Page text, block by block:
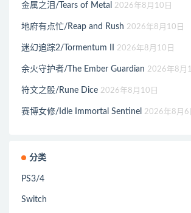
金属之泪/Tears of Metal 2026年8月10日
地府有点忙/Reap and Rush 2026年8月10日
迷幻追踪2/Tormentum II 2026年8月10日
余火守护者/The Ember Guardian 2026年8月
符文之骰/Rune Dice 2026年8月10日
赛博女修/Idle Immortal Sentinel 2026年8月6
分类
PS3/4
Switch